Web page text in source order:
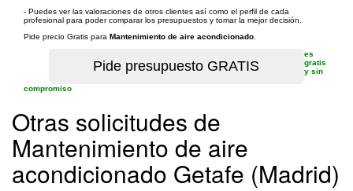
- Puedes ver las valoraciones de otros clientes así como el perfil de cada
profesional para poder comparar los presupuestos y tomar la mejor decisión.
Pide precio Gratis para Mantenimiento de aire acondicionado
es
gratis
y sin
compromiso
Otras solicitudes de
Mantenimiento de aire
acondicionado Getafe (Madrid)